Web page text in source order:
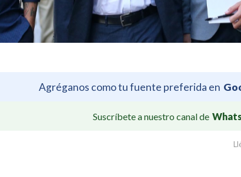
Agréganos como tu fuente preferida en
Suscríbete a nuestro canal de